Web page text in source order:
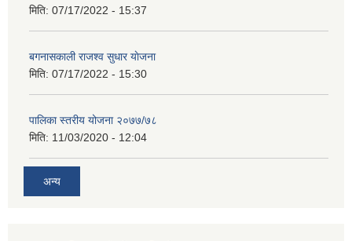
मिति: 07/17/2022 - 15:37
बगनासकाली राजश्व सुधार याेजना
मिति: 07/17/2022 - 15:30
पालिका स्तरीय योजना २०७७/७८
मिति: 11/03/2020 - 12:04
अन्य